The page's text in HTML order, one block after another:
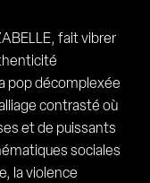
fait vibrer
pop décomplexée
contrasté où
et de puissants
sociales
la violence